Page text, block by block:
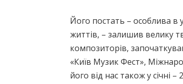
Його постать – особлива в
життів, – залишив велику
композиторів,
«Київ Музик Фест»,
його від нас також у січні –